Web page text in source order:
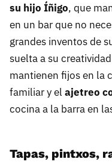
su hijo Íñigo, que
en un bar que no
grandes inventos de
suelta a su
mantienen fijos en la
familiar y el ajetreo
cocina a la barra en
Tapas, pintxos,